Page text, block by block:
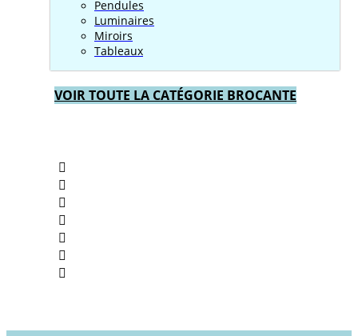
Pendules
Luminaires
Miroirs
Tableaux
VOIR TOUTE LA CATÉGORIE BROCANTE